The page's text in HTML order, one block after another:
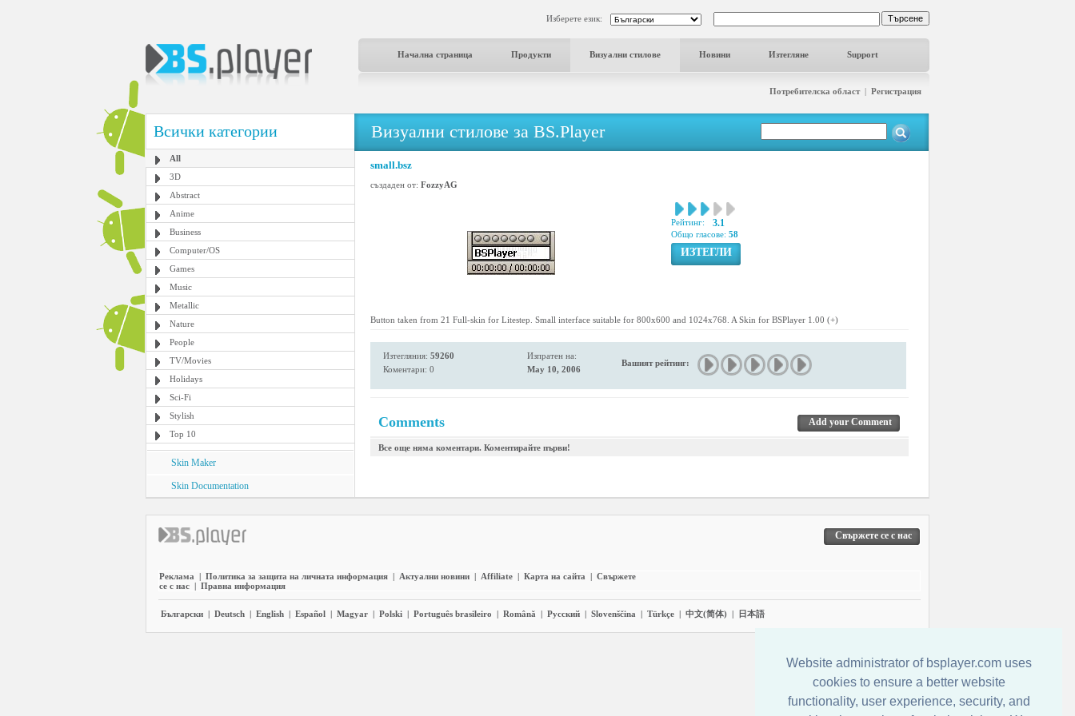
Website administrator of bsplayer.com uses
cookies to ensure a better website
functionality, user experience, security, and
Изберете език:
Начална страница Продукти Визуални стилове Новини Изтегляне Support
Потребителска област| Регистрация
Всички категории
All
3D
Abstract
Anime
Business
Computer/OS
Games
Music
Metallic
Nature
People
TV/Movies
Holidays
Sci-Fi
Stylish
Top 10
Skin Maker
Skin Documentation
Визуални стилове за BS.Player
small.bsz
създаден от: FozzyAG
Рейтинг: 3.1
Общо гласове: 58
ИЗТЕГЛИ
Button taken from 21 Full-skin for Litestep. Small interface suitable for 800x600 and 1024x768. A Skin for BSPlayer 1.00 (+)
Изтегляния: 59260
Коментари: 0
Изпратен на:
May 10, 2006
Вашият рейтинг:
Comments Add your Comment
Все още няма коментари. Коментирайте първи!
Свържете се с нас
Реклама | Политика за защита на личната информация | Актуални новини | Affiliate | Карта на сайта | Свържете
се с нас | Правна информация
Български | Deutsch | English | Español | Magyar | Polski | Português brasileiro | Română | Pyccĸий | Slovenščina | Türkçe | 中文(简体) | 日本語